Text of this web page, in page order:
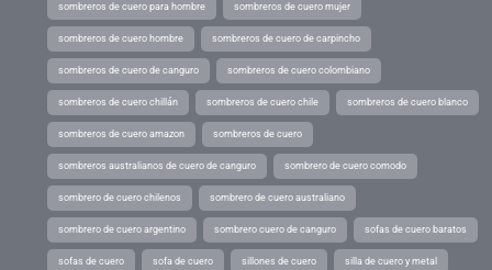
sombreros de cuero para hombre sombreros de cuero mujer
sombreros de cuero hombre sombreros de cuero de carpincho
sombreros de cuero de canguro sombreros de cuero colombiano
sombreros de cuero chillán sombreros de cuero chile sombreros de cuero blanco
sombreros de cuero amazon sombreros de cuero
sombreros australianos de cuero de canguro sombrero de cuero comodo
sombrero de cuero chilenos sombrero de cuero australiano
sombrero de cuero argentino sombrero cuero de canguro sofas de cuero baratos
sofas de cuero sofa de cuero sillones de cuero silla de cuero y metal